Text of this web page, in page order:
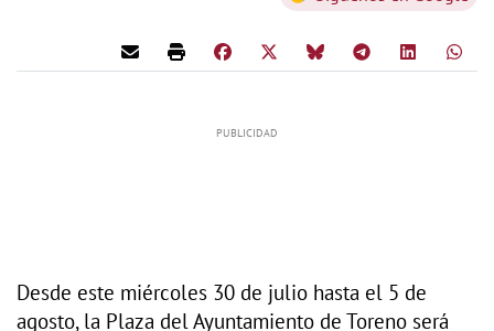
Desde este miércoles 30 de julio hasta el 5 de
agosto, la Plaza del Ayuntamiento de Toreno será